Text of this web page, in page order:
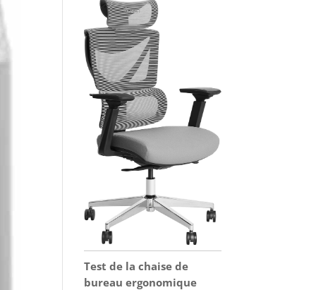
Test de la chaise de
bureau ergonomique